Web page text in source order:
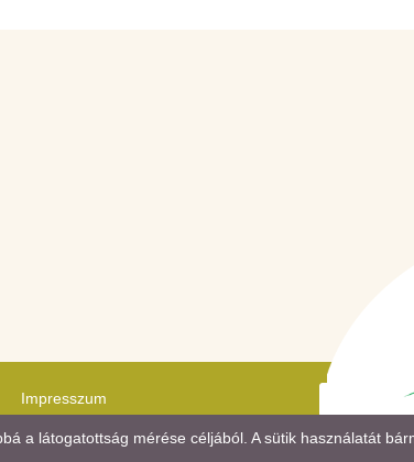
Impresszum
a látogatottság mérése céljából. A sütik használatát